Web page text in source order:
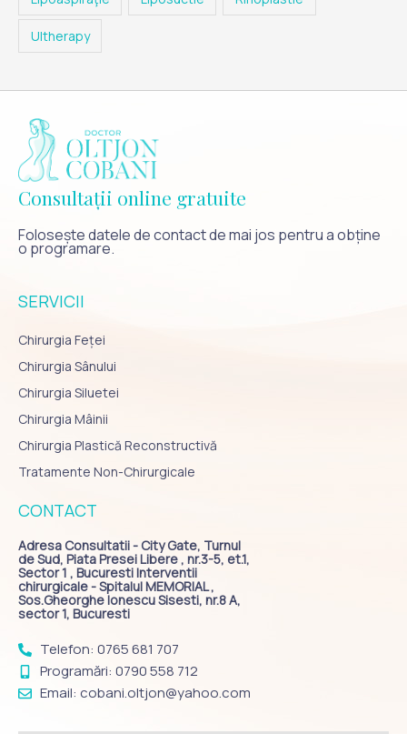
Ultherapy
Consultații online gratuite
Folosește datele de contact de mai jos pentru a obține
o programare.
SERVICII
Chirurgia Feței
Chirurgia Sânului
Chirurgia Siluetei
Chirurgia Mâinii
Chirurgia Plastică Reconstructivă
Tratamente Non-Chirurgicale
CONTACT
Adresa Consultatii - City Gate, Turnul
de Sud, Piata Presei Libere , nr.3-5, et.1,
Sector 1 , Bucuresti Interventii
chirurgicale - Spitalul MEMORIAL ,
Sos.Gheorghe Ionescu Sisesti, nr.8 A,
sector 1, Bucuresti
Telefon: 0765 681 707
Programări: 0790 558 712
Email: cobani.oltjon@yahoo.com